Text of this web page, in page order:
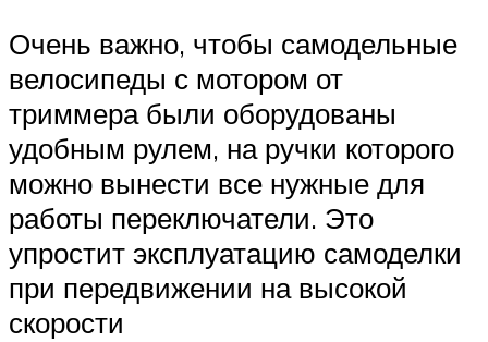
Очень важно, чтобы самодельные
велосипеды с мотором от
триммера были оборудованы
удобным рулем, на ручки которого
можно вынести все нужные для
работы переключатели. Это
упростит эксплуатацию самоделки
при передвижении на высокой
скорости